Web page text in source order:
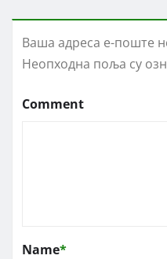
Ваша адреса е-поште
Неопходна поља су
Comment
Name*